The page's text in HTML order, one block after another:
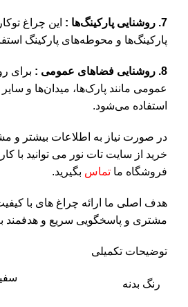
7. روشنایی پارکینگ‌ها :
این چراغ
پارکینگ‌ها و محوطه‌های پارکینگ
8. روشنایی فضاهای عمومی :
برای
عمومی مانند پارک‌ها، میدان‌ها و
استفاده می‌شود.
در صورت نیاز به اطلاعات بیشتر و
خرید از سایت تات نور می توانید با
فروشگاه ما تماس بگیرید.
هدف اصلی ما ارائه چراغ های با
مشتری و پاسخگویی سریع و هدفمند
توضیحات تکمیلی
رنگ بدنه